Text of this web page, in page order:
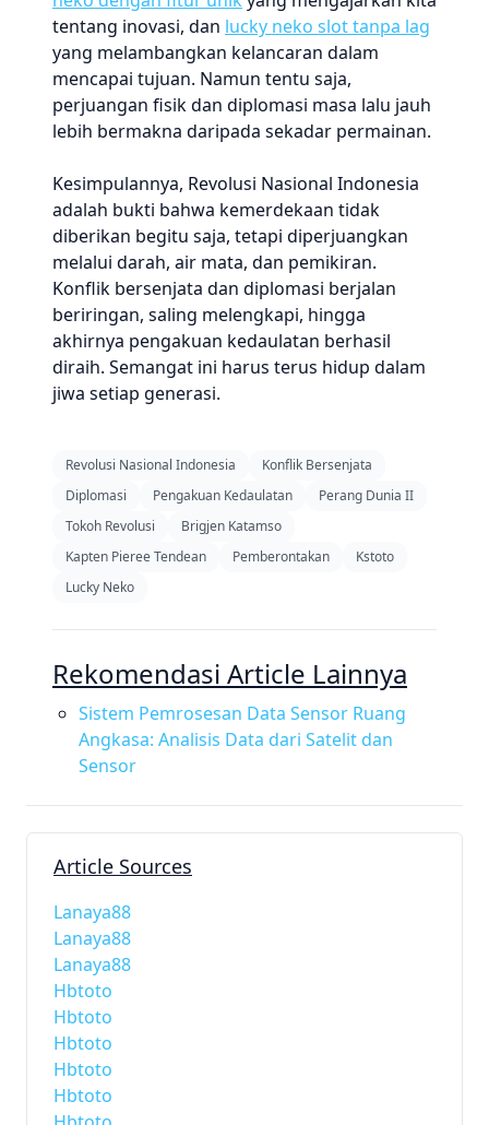
tentang inovasi, dan lucky neko slot tanpa lag
yang melambangkan kelancaran dalam
mencapai tujuan. Namun tentu saja,
perjuangan fisik dan diplomasi masa lalu jauh
lebih bermakna daripada sekadar permainan.
Kesimpulannya, Revolusi Nasional Indonesia
adalah bukti bahwa kemerdekaan tidak
diberikan begitu saja, tetapi diperjuangkan
melalui darah, air mata, dan pemikiran.
Konflik bersenjata dan diplomasi berjalan
beriringan, saling melengkapi, hingga
akhirnya pengakuan kedaulatan berhasil
diraih. Semangat ini harus terus hidup dalam
jiwa setiap generasi.
Revolusi Nasional Indonesia
Konflik Bersenjata
Diplomasi
Pengakuan Kedaulatan
Perang Dunia II
Tokoh Revolusi
Brigjen Katamso
Kapten Pieree Tendean
Pemberontakan
Kstoto
Lucky Neko
Rekomendasi Article Lainnya
Sistem Pemrosesan Data Sensor Ruang
Angkasa: Analisis Data dari Satelit dan
Sensor
Article Sources
Lanaya88
Lanaya88
Lanaya88
Hbtoto
Hbtoto
Hbtoto
Hbtoto
Hbtoto